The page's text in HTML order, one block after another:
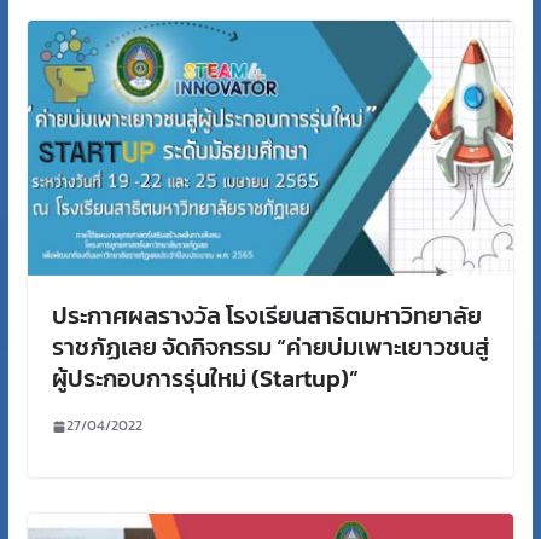
ประกาศผลรางวัล โรงเรียนสาธิตมหาวิทยาลัย
ราชภัฏเลย จัดกิจกรรม “ค่ายบ่มเพาะเยาวชนสู่
ผู้ประกอบการรุ่นใหม่ (Startup)”
27/04/2022